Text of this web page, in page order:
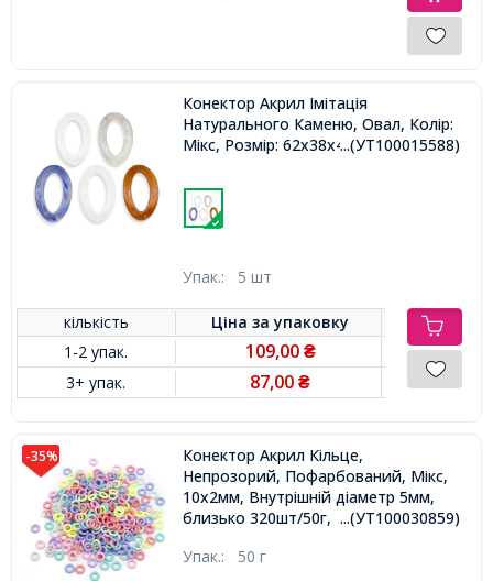
Конектор Акрил Імітація
Натурального Каменю, Овал, Колір:
Мікс, Розмір: 62x38x4мм,...(УТ100015588)
Упак.: 5 шт
кількість Ціна заупаковку
1-2 упак.
109,00 ₴
3+ упак. 87,00₴
-35%
Конектор Акрил Кільце,
Непрозорий, Пофарбований, Мікс,
10х2мм, Внутрішній діаметр 5мм,
близько 320шт/50г, ...(УТ100030859)
Упак.: 50 г